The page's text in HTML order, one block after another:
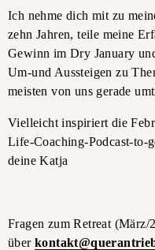
Ich nehme dich mit zu
zehn Jahren, teile meine
Gewinn im Dry January
Um-und Aussteigen zu
meisten von uns gerade
Vielleicht inspiriert die
Life-Coaching-Podcast-to-
deine Katja
Fragen zum Retreat (März/
über